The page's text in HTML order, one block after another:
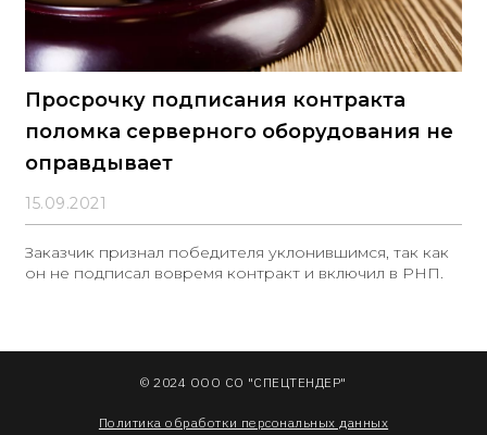
Просрочку подписания контракта
поломка серверного оборудования не
оправдывает
15.09.2021
Заказчик признал победителя уклонившимся, так как
он не подписал вовремя контракт и включил в РНП.
© 2024 ООО СО "СПЕЦТЕНДЕР"
Политика обработки персональных данных